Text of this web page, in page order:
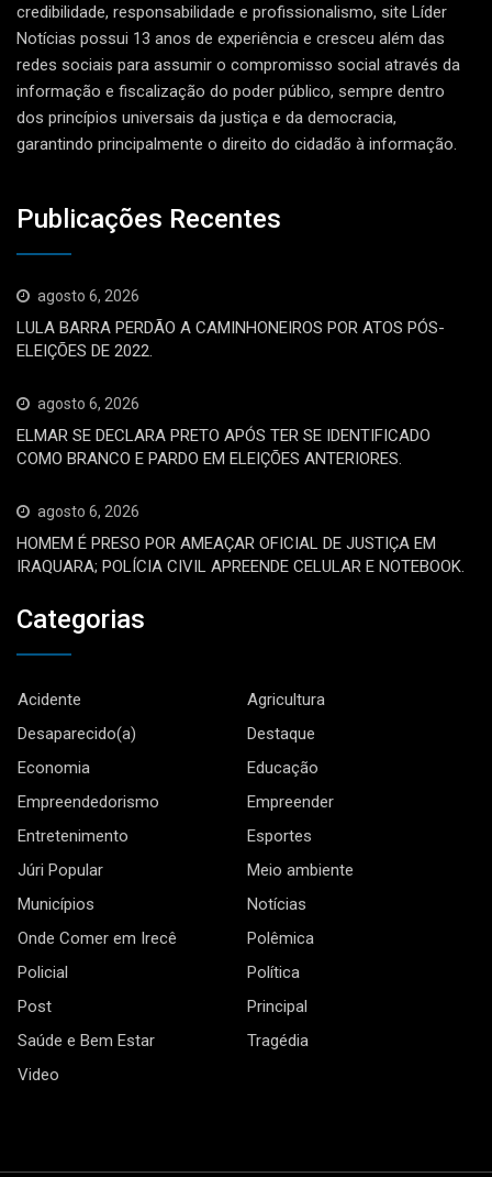
credibilidade, responsabilidade e profissionalismo, site Líder
Notícias possui 13 anos de experiência e cresceu além das
redes sociais para assumir o compromisso social através da
informação e fiscalização do poder público, sempre dentro
dos princípios universais da justiça e da democracia,
garantindo principalmente o direito do cidadão à informação.
Publicações Recentes
agosto 6, 2026
LULA BARRA PERDÃO A CAMINHONEIROS POR ATOS PÓS-
ELEIÇÕES DE 2022.
agosto 6, 2026
ELMAR SE DECLARA PRETO APÓS TER SE IDENTIFICADO
COMO BRANCO E PARDO EM ELEIÇÕES ANTERIORES.
agosto 6, 2026
HOMEM É PRESO POR AMEAÇAR OFICIAL DE JUSTIÇA EM
IRAQUARA; POLÍCIA CIVIL APREENDE CELULAR E NOTEBOOK.
Categorias
Acidente
Agricultura
Desaparecido(a)
Destaque
Economia
Educação
Empreendedorismo
Empreender
Entretenimento
Esportes
Júri Popular
Meio ambiente
Municípios
Notícias
Onde Comer em Irecê
Polêmica
Policial
Política
Post
Principal
Saúde e Bem Estar
Tragédia
Video